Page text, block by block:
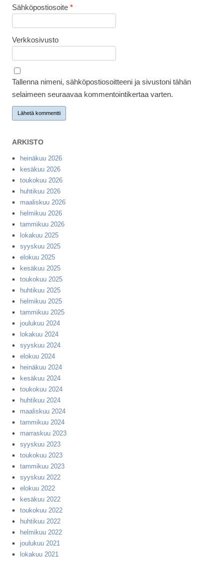
Sähköpostiosoite *
Verkkosivusto
Tallenna nimeni, sähköpostiosoitteeni ja sivustoni tähän
selaimeen seuraavaa kommentointikertaa varten.
ARKISTO
heinäkuu 2026
kesäkuu 2026
toukokuu 2026
huhtikuu 2026
maaliskuu 2026
helmikuu 2026
tammikuu 2026
lokakuu 2025
syyskuu 2025
elokuu 2025
kesäkuu 2025
toukokuu 2025
huhtikuu 2025
helmikuu 2025
tammikuu 2025
joulukuu 2024
lokakuu 2024
syyskuu 2024
elokuu 2024
heinäkuu 2024
kesäkuu 2024
toukokuu 2024
huhtikuu 2024
maaliskuu 2024
tammikuu 2024
marraskuu 2023
syyskuu 2023
toukokuu 2023
tammikuu 2023
syyskuu 2022
elokuu 2022
kesäkuu 2022
toukokuu 2022
huhtikuu 2022
helmikuu 2022
joulukuu 2021
lokakuu 2021